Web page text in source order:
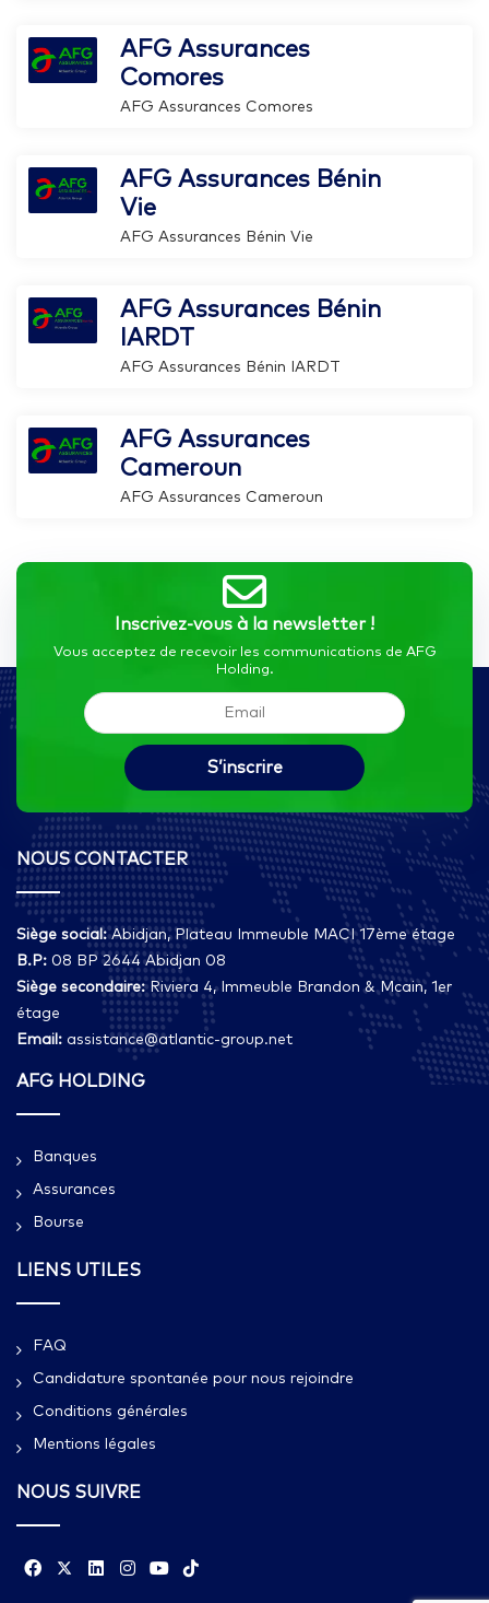
AFG Assurances
Comores
AFG Assurances Comores
AFG Assurances Bénin
Vie
AFG Assurances Bénin Vie
AFG Assurances Bénin
IARDT
AFG Assurances Bénin IARDT
AFG Assurances
Cameroun
AFG Assurances Cameroun
Inscrivez-vous à la newsletter !
Vous acceptez de recevoir les communications de AFG
Holding.
NOUS CONTACTER
Siège social:Abidjan, Plateau Immeuble MACI 17ème étage
B.P: 08 BP 2644 Abidjan 08
Siège secondaire:Riviera 4, Immeuble Brandon & Mcain, 1er
étage
Email: assistance@atlantic-group.net
AFG HOLDING
Banques
Assurances
Bourse
LIENS UTILES
FAQ
Candidature spontanée pour nous rejoindre
Conditions générales
Mentions légales
NOUS SUIVRE